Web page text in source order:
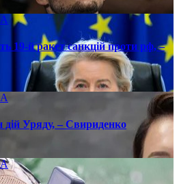
19-й ракет санкцій проти рф, –
дій Уряду, – Свириденко